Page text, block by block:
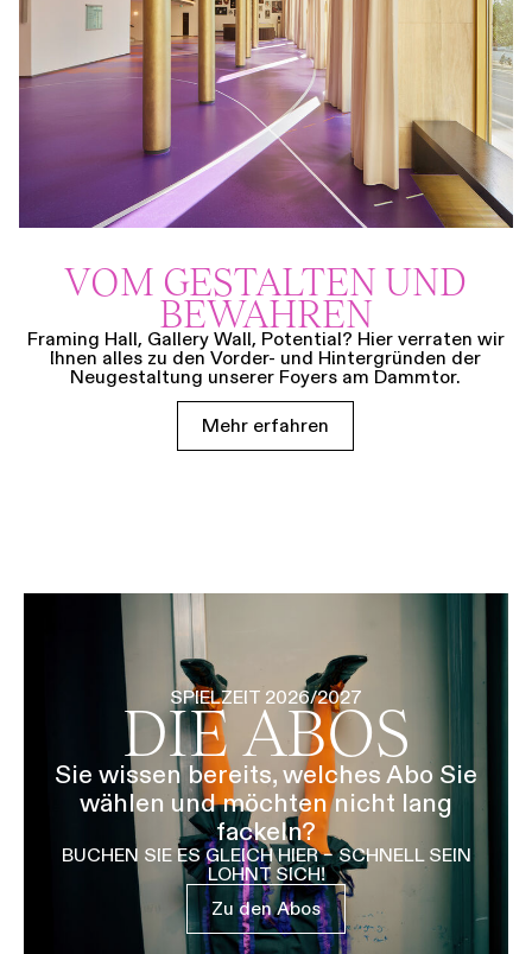
VOM GESTALTEN UND
BEWAHREN
Framing Hall, Gallery Wall, Potential? Hier verraten wir
Ihnen alles zu den Vorder- und Hintergründen der
Neugestaltung unserer Foyers am Dammtor.
Mehr erfahren
SPIELZEIT 2026/2027
DIE ABOS
Sie wissen bereits, welches Abo Sie
wählen und möchten nicht lang
fackeln?
BUCHEN SIE ES GLEICH HIER – SCHNELL SEIN
LOHNT SICH!
Zu den Abos